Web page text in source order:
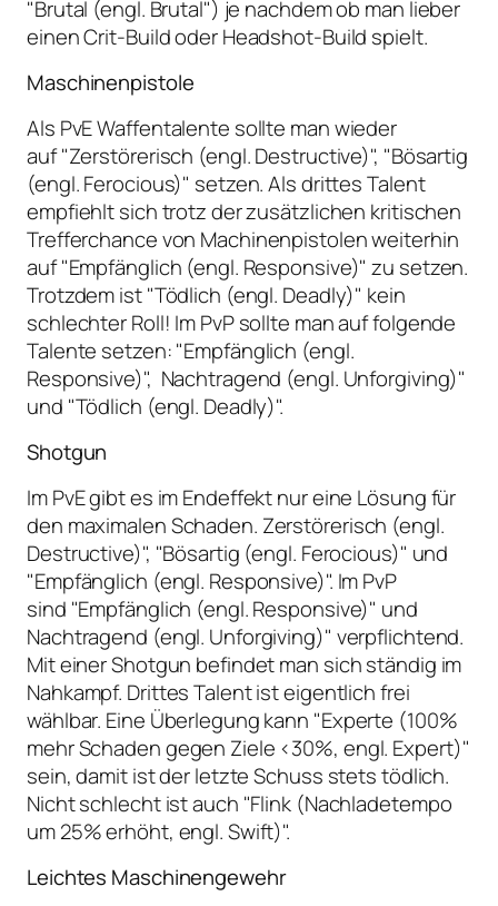
"Brutal (engl. Brutal") je nachdem ob man lieber
einen Crit-Build oder Headshot-Build spielt.
Maschinenpistole
Als PvE Waffentalente sollte man wieder
auf "Zerstörerisch (engl. Destructive)", "Bösartig
(engl. Ferocious)" setzen. Als drittes Talent
empfiehlt sich trotz der zusätzlichen kritischen
Trefferchance von Machinenpistolen weiterhin
auf "Empfänglich (engl. Responsive)" zu setzen.
Trotzdem ist "Tödlich (engl. Deadly)" kein
schlechter Roll! Im PvP sollte man auf folgende
Talente setzen: "Empfänglich (engl.
Responsive)", Nachtragend (engl. Unforgiving)"
und "Tödlich (engl. Deadly)".
Shotgun
Im PvE gibt es im Endeffekt nur eine Lösung für
den maximalen Schaden. Zerstörerisch (engl.
Destructive)", "Bösartig (engl. Ferocious)" und
"Empfänglich (engl. Responsive)". Im PvP
sind "Empfänglich (engl. Responsive)" und
Nachtragend (engl. Unforgiving)" verpflichtend.
Mit einer Shotgun befindet man sich ständig im
Nahkampf. Drittes Talent ist eigentlich frei
wählbar. Eine Überlegung kann "Experte (100%
mehr Schaden gegen Ziele <30%, engl. Expert)"
sein, damit ist der letzte Schuss stets tödlich.
Nicht schlecht ist auch "Flink (Nachladetempo
um 25% erhöht, engl. Swift)".
Leichtes Maschinengewehr